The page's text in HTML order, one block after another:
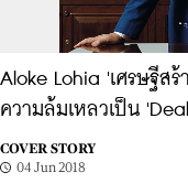
Aloke Lohia 'เศรษฐีส
ความล้มเหลวเป็น
COVER STORY
04 Jun 2018